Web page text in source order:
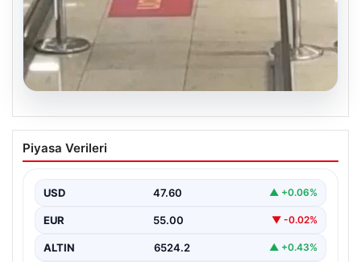
2 Yaşındaki Bebeğin Hayatını Kurtaran
Havalimanı Personeline Ödül
bir olayda, 2 yaşındaki Liam isimli bir çocuğun…
Piyasa Verileri
USD 47.60 ▲ +0.06%
EUR 55.00 ▼ -0.02%
ALTIN 6524.2 ▲ +0.43%